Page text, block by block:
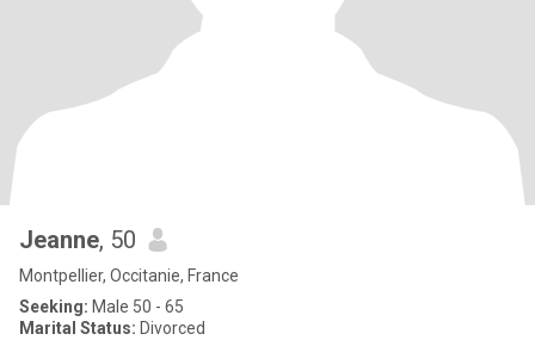
Jeanne, 50
Montpellier, Occitanie, France
Seeking: Male 50 - 65
Marital Status: Divorced